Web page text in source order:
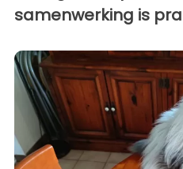
samenwerking is